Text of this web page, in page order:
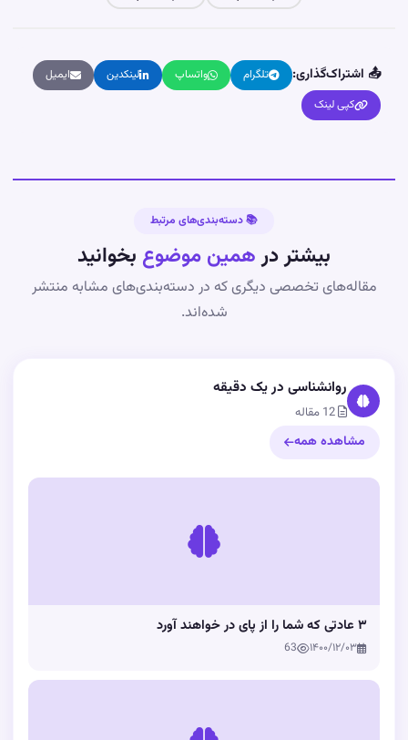
📤 اشتراک‌گذاری: تلگرام واتساپ لینکدین
ایمیل
کپی لینک
📚 دسته‌بندی‌های مرتبط
بیشتر درهمین موضوع بخوانید
مقاله‌های تخصصی دیگری که در دسته‌بندی‌های مشابه منتشر
شده‌اند.
روانشناسی در یک دقیقه
مشاهده همه
۳ عادتی که شما را از پای در خواهند آورد
۱۴۰۰/۱۲/۰۳ 63